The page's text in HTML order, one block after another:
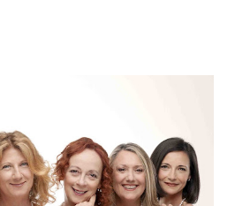
dove si esibirà per il secondo anno
avrà il piacere di applaudire i
Youth Philharmonic per la quarta